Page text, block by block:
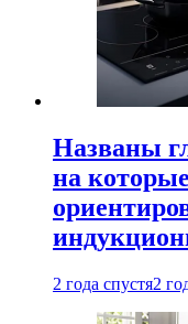
Названы
на
2 года спустя2